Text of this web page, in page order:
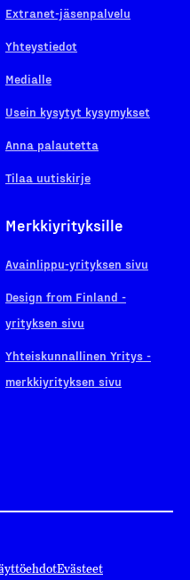
Extranet-jäsenpalvelu
Yhteystiedot
Medialle
Usein kysytyt kysymykset
Anna palautetta
Tilaa uutiskirje
Merkkiyrityksille
Avainlippu-yrityksen sivu
Design from Finland -
yrityksen sivu
Yhteiskunnallinen Yritys -
merkkiyrityksen sivu
Evästeet